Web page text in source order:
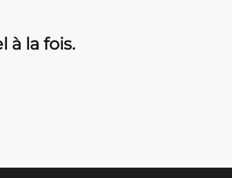
à la fois.